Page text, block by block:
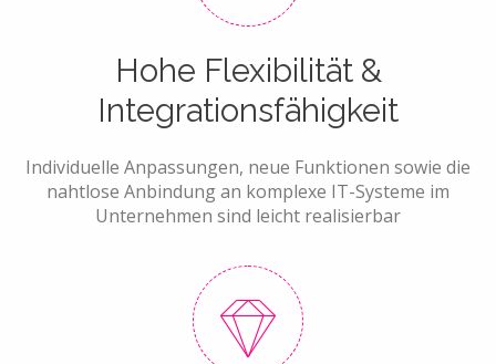
Hohe Flexibilität &
Integrationsfähigkeit
Individuelle Anpassungen, neue Funktionen sowie die
nahtlose Anbindung an komplexe IT-Systeme im
Unternehmen sind leicht realisierbar